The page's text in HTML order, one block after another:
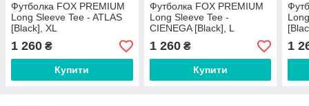
Футболка FOX PREMIUM
Long Sleeve Tee - ATLAS
[Black], XL
1 260 ₴
Купити
Футболка FOX PREMIUM
Long Sleeve Tee -
CIENEGA [Black], L
1 260₴
Купити
1